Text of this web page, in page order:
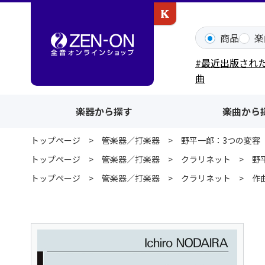
商品
#最近出版され
曲
楽器から探す 楽曲から
トップページ 管楽器／打楽器
野平一郎：3つの変容
トップページ
管楽器／打楽器 クラリネット
野
トップページ
管楽器／打楽器 クラリネット 作